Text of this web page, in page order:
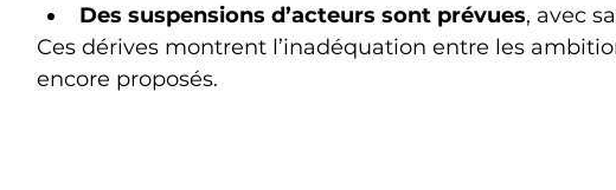
Des suspensions d’acteurs sont prévues, avec
Ces dérives montrent l’inadéquation entre les
encore proposés.